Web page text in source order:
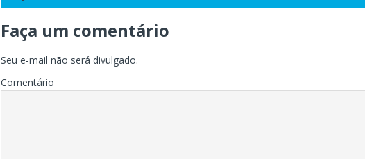
Faça um comentário
Seu e-mail não será divulgado.
Comentário